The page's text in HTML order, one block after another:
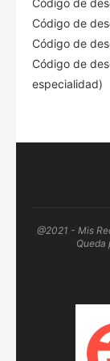
Código de
Código de
Código de
Código de
especialidad)
@2021 - Mis
Queda